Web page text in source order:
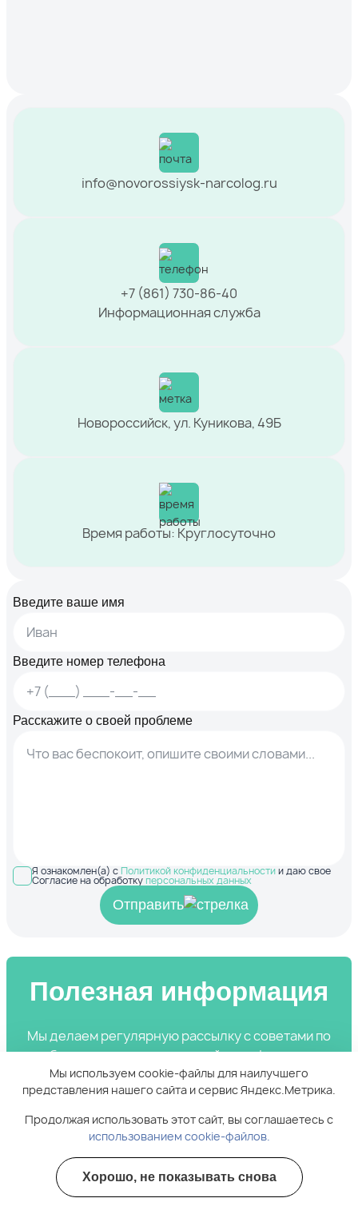
info@novorossiysk-narcolog.ru
+7 (861) 730-86-40
Информационная служба
Новороссийск, ул. Куникова, 49Б
Время работы: Круглосуточно
Введите ваше имя
Введите номер телефона
Расскажите о своей проблеме
Я ознакомлен(а) сПолитикой конфиденциальностии даю свое
Согласие на обработку персональных данных
Отправить
Полезная информация
Мы делаем регулярную рассылку с советами по
избавлению от зависимостей и профилактике
рецидивов
Подписаться
Я ознакомлен(а) с Политикой конфиденциальностии даю
свое Согласие на обработкуперсональных данных
Полезные курсы
Мы используем cookie-файлы для наилучшего
представления нашего сайта и сервис Яндекс.Метрика.
Продолжая использовать этот сайт, вы соглашаетесь с
использованием cookie-файлов.
Хорошо, не показывать снова